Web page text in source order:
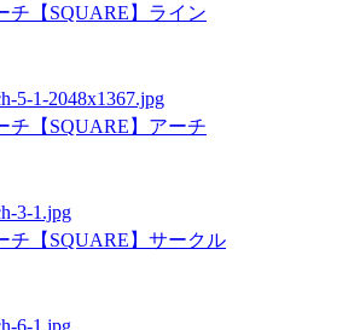
チ【SQUARE】ライン
チ【SQUARE】アーチ
チ【SQUARE】サークル